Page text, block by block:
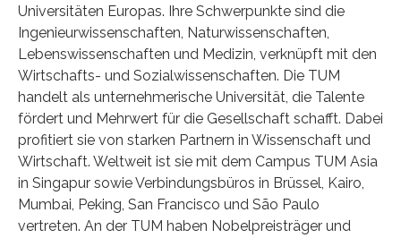
Universitäten Europas. Ihre Schwerpunkte sind die
Ingenieurwissenschaften, Naturwissenschaften,
Lebenswissenschaften und Medizin, verknüpft mit den
Wirtschafts- und Sozialwissenschaften. Die TUM
handelt als unternehmerische Universität, die Talente
fördert und Mehrwert für die Gesellschaft schafft. Dabei
profitiert sie von starken Partnern in Wissenschaft und
Wirtschaft. Weltweit ist sie mit dem Campus TUM Asia
in Singapur sowie Verbindungsbüros in Brüssel, Kairo,
Mumbai, Peking, San Francisco und São Paulo
vertreten. An der TUM haben Nobelpreisträger und